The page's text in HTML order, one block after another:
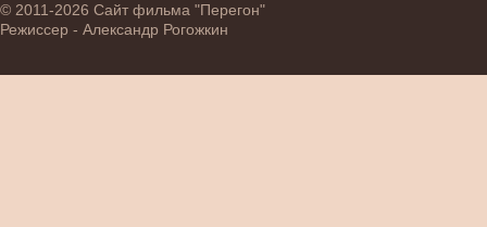
© 2011-2026 Сайт фильма "Перегон"
Режиссер - Александр Рогожкин